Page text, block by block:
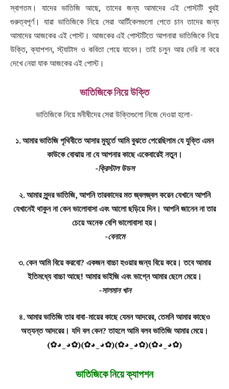
স্বাগতম। যাদের ভাতিজি আছে, তাদের জন্য আমাদের এই পোস্টটি খুবই
গুরুত্বপূর্ণ। যারা ভাতিজিকে নিয়ে সেরা আর্টিকেলগুলো পেতে চান তাদের জন্য
আমাদের আজকের এই পোস্ট। আজকের এই পোস্টটিতে আপনারা ভাতিজিকে নিয়ে
উক্তি, ক্যাপশন, স্ট্যাটাস ও কবিতা পেয়ে যাবেন। তাই চলুন আর দেরি না করে
দেখে নেয়া যাক আজকের এই পোস্ট।
ভাতিজিকে নিয়ে উক্তি
ভাতিজিকে নিয়ে মনীষীদের সেরা উক্তিগুলো নিজে দেওয়া হলো-
১. আমার ভাতিজি পৃথিবীতে আসার মুহূর্তে আমি বুঝতে পেরেছিলাম যে যুক্তি এমন
কাউকে বোঝায় না যে আপনার কাছে একেবারেই নতুন।
-ক্রিস্টাল উডস
২. আমার সুন্দর ভাতিজি, আপনি তারকাদের মত জ্বলজ্বল করেন যেখানে আপনি
যেখানেই থাকুন না কেন ভালোবাসা এবং আলো ছড়িয়ে দিন। আপনি জানেন না তার
চেয়ে অনেক বেশি ভালোবাসা হয়।
-বেনামে
৩. কেন আমি বিয়ে করবো? একজন বাচ্চা হওয়ার জন্য বিয়ে করে। তবে আমার
ইতিমধ্যে বাচ্চা আছে! আমার ভাইজি এবং ভাগ্নে আমার ছেলে মেয়ে।
-সালমান খান
৪. আমার ভাতিজি তার বাবা-মায়ের কাছে যেমন আদরের, তেমনি আমার কাছেও
অত্যন্ত আদরের। যদি বল কেন? তাহলে আমি বলব ভাতিজি আমার মেয়ে।
(✿◕‿◕✿)(✿◕‿◕✿)(✿◕‿◕✿)(✿◕‿◕✿)
ভাতিজিকে নিয়ে ক্যাপশন